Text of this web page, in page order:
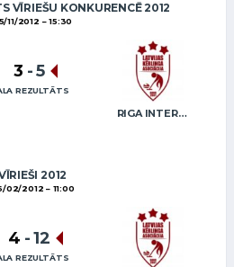
VĪRIEŠU KONKURENCĒ 2012
11/2012 15:30
RIGA INTERNATIONAL CURLING CLUB / GRAY
3 -5
REZULTĀTS
2012
02/2012 11:00
4 - 12
REZULTĀTS